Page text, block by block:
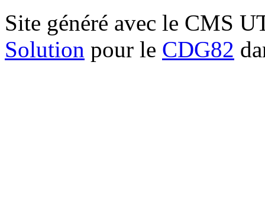
Site généré avec le CMS
Solution pour le CDG82